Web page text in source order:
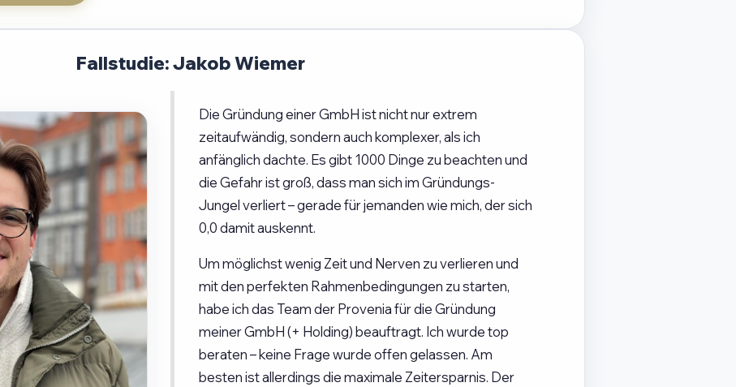
Fallstudie: Jakob Wiemer
Die Gründung einer GmbH ist nicht nur extrem
zeitaufwändig, sondern auch komplexer, als ich
anfänglich dachte. Es gibt 1000 Dinge zu beachten und
die Gefahr ist groß, dass man sich im Gründungs-
Jungel verliert – gerade für jemanden wie mich, der sich
0,0 damit auskennt.
Um möglichst wenig Zeit und Nerven zu verlieren und
mit den perfekten Rahmenbedingungen zu starten,
habe ich das Team der Provenia für die Gründung
meiner GmbH (+ Holding) beauftragt. Ich wurde top
beraten – keine Frage wurde offen gelassen. Am
besten ist allerdings die maximale Zeitersparnis. Der